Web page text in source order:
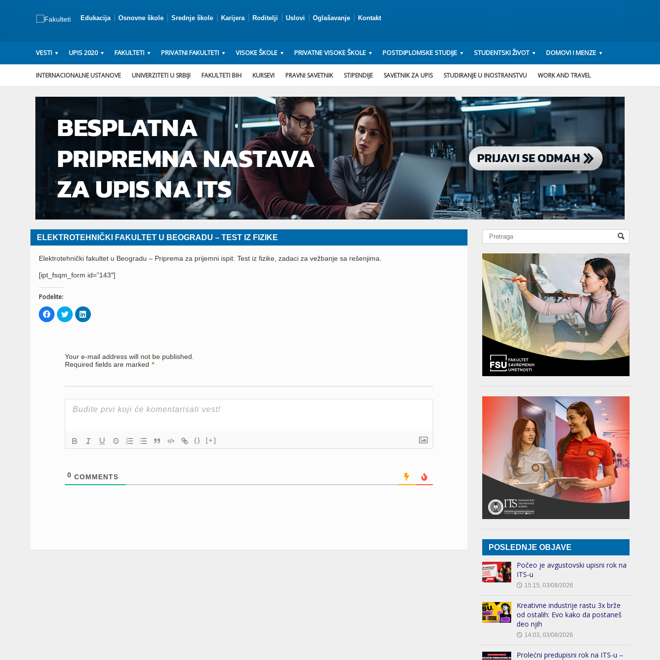
Edukacija Osnovne škole Srednje škole Karijera Roditelji Uslovi Oglašavanje Kontakt
VESTI UPIS 2020 FAKULTETI PRIVATNI FAKULTETI VISOKE ŠKOLE PRIVATNE VISOKE ŠKOLE POSTDIPLOMSKE STUDIJE STUDENTSKI ŽIVOT DOMOVI I MENZE
INTERNACIONALNE USTANOVE UNIVERZITETI U SRBIJI FAKULTETI BIH KURSEVI PRAVNI SAVETNIK STIPENDIJE SAVETNIK ZA UPIS STUDIRANJE U INOSTRANSTVU WORK AND TRAVEL
ELEKTROTEHNIČKI FAKULTET U BEOGRADU – TEST IZ FIZIKE
Elektrotehnički fakultet u Beogradu – Priprema za prijemni ispit. Test iz fizike, zadaci za vežbanje sa rešenjima.
[ipt_fsqm_form id=”143″]
Podelite:
Click
to
share
window)
Click
to
share
new
window)
Click
to
new
window)
Your e-mail address will not be published.
Required fields are marked *
{} [+]
0 COMMENTS
POSLEDNJE OBJAVE
Počeo je avgustovski upisni rok na
ITS-u
🕔 15:15, 03/08/2026
Kreativne industrije rastu 3x brže
od ostalih: Evo kako da postaneš
deo njih
🕔 14:03, 03/08/2026
Prolećni predupisni rok na ITS-u –